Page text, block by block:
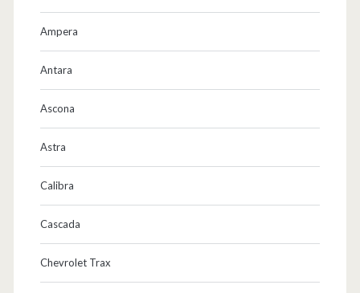
r
Ampera
Antara
Ascona
Astra
Calibra
Cascada
Chevrolet Trax